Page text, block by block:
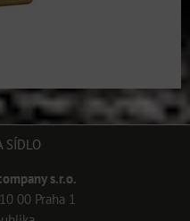
SÍDLO
s.r.o.
00 Praha 1